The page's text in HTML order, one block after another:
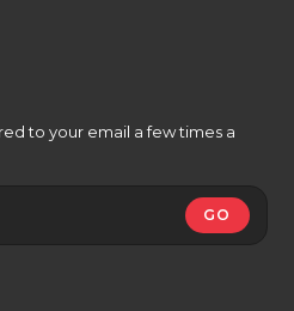
to your email a few times a
GO